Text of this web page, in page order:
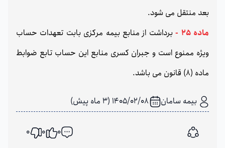
بعد منتقل می شود.
ماده 25 -
برداشت از منابع بیمه مرکزی بابت تعهدات حساب
ویژه ممنوع است و جبران کسری منابع این حساب تابع ضوابط
ماده (8) قانون می باشد.
بیمه سامان 1405/02/08 (3 ماه پیش)
اشتراک گذاری
0
0
0